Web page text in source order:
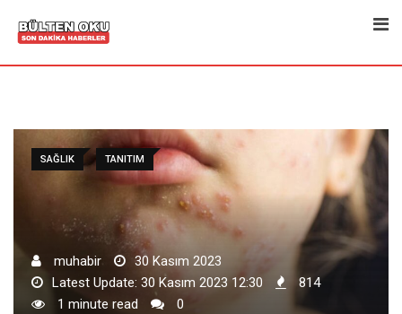
SAĞLIK TANITIM
muhabir
30 Kasım 2023
Latest Update: 30 Kasım 2023 12:30
814
1 minute read
0